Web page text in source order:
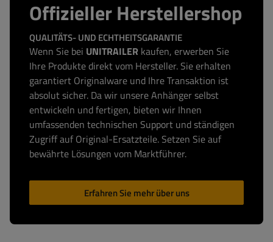
Offizieller Herstellershop
QUALITÄTS- UND ECHTHEITSGARANTIE
Wenn Sie bei UNITRAILER kaufen, erwerben Sie
Ihre Produkte direkt vom Hersteller. Sie erhalten
garantiert Originalware und Ihre Transaktion ist
absolut sicher. Da wir unsere Anhänger selbst
entwickeln und fertigen, bieten wir Ihnen
umfassenden technischen Support und ständigen
Zugriff auf Original-Ersatzteile. Setzen Sie auf
bewährte Lösungen vom Marktführer.
Erfahren Sie mehr über uns